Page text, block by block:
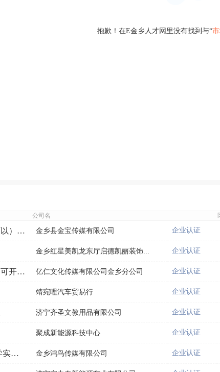
抱歉！在E金乡人才网里没有找到与“
公司名
办公室主管助理（小白也可以）无销售性质 金乡县金宝传媒有限公司 企业认证
金乡红星美凯龙东厅启德凯丽装饰... 企业认证
才艺团播支持大学生实习（可开实习证明） 亿仁文化传媒有限公司金乡分公司 企业认证
靖宛哩汽车贸易行 企业认证
济宁齐圣文教用品有限公司 企业认证
聚成新能源科技中心 企业认证
美版 抖音团播（可以开大学实习证明） 金乡鸿鸟传媒有限公司 企业认证